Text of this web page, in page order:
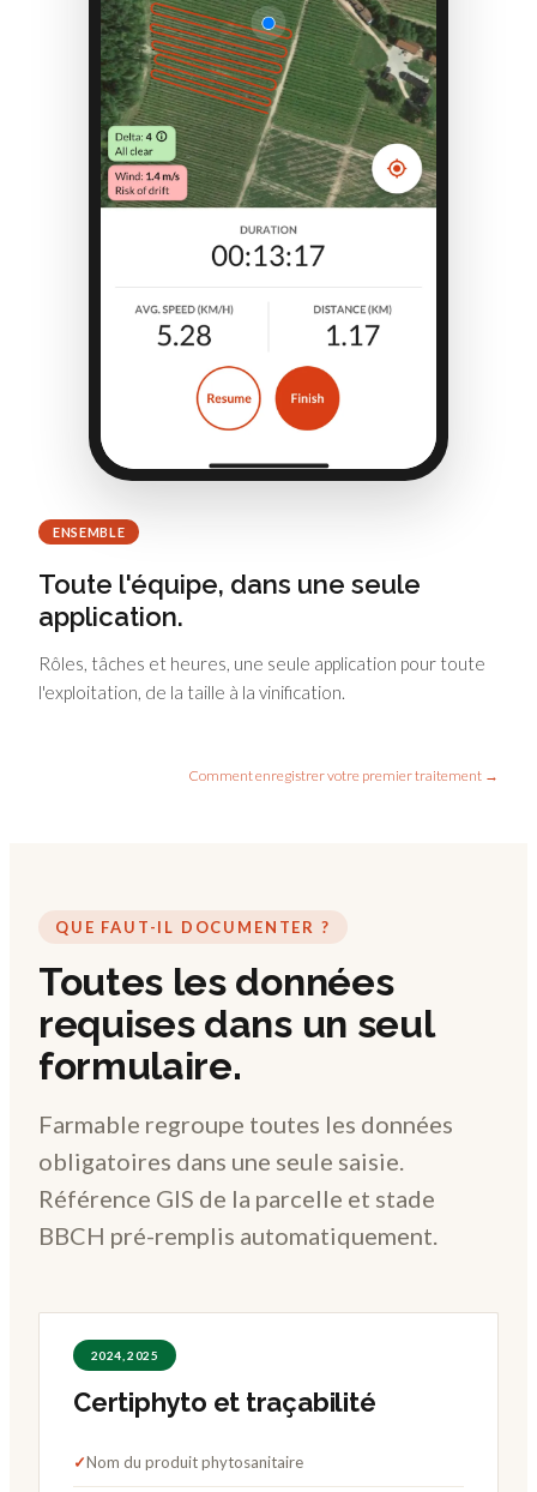
ENSEMBLE
Toute l'équipe, dans une seule
application.
Rôles, tâches et heures, une seule application pour toute
l'exploitation, de la taille à la vinification.
Comment enregistrer votre premier traitement →
QUE FAUT-IL DOCUMENTER ?
Toutes les données
requises dans un seul
formulaire.
Farmable regroupe toutes les données
obligatoires dans une seule saisie.
Référence GIS de la parcelle et stade
BBCH pré-remplis automatiquement.
2024, 2025
Certiphyto et traçabilité
✓Nom du produit phytosanitaire